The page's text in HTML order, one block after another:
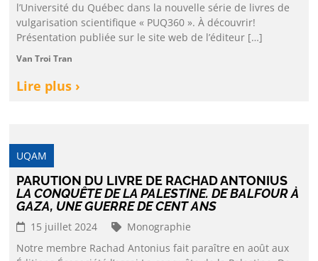
l’Université du Québec dans la nouvelle série de livres de
vulgarisation scientifique « PUQ360 ». À découvrir!
Présentation publiée sur le site web de l’éditeur […]
Van Troi Tran
Lire plus ›
UQAM
PARUTION DU LIVRE DE RACHAD ANTONIUS
LA CONQUÊTE DE LA PALESTINE. DE BALFOUR À
GAZA, UNE GUERRE DE CENT ANS
15 juillet 2024
Monographie
Notre membre Rachad Antonius fait paraître en août aux